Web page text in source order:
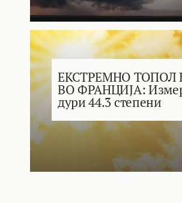
ЕКСТРЕМНО ТОПОЛ
ВО ФРАНЦИЈА:
дури 44.3 степени